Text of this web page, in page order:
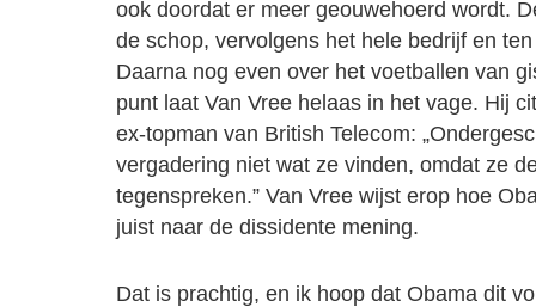
ook doordat er meer geouwehoerd wordt.
de schop, vervolgens het hele bedrijf en
Daarna nog even over het voetballen van
punt laat Van Vree helaas in het vage. Hij
ex-topman van British Telecom:
vergadering niet wat ze vinden, omdat ze
tegenspreken.” Van Vree wijst erop hoe
juist naar de dissidente mening.
Dat is prachtig, en ik hoop dat Obama dit